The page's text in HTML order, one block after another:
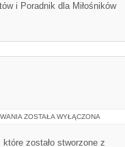
i Poradnik dla Miłośników
WYCHOWANIE
ZOSTAŁA WYŁĄCZONA
zostało stworzone z